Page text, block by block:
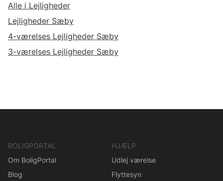
Alle i Lejligheder
Lejligheder Sæby
4-værelses Lejligheder Sæby
3-værelses Lejligheder Sæby
BOLIGPORTAL
Om BoligPortal
Blog
HJÆLP
Udlej værelse
Flyttesyn